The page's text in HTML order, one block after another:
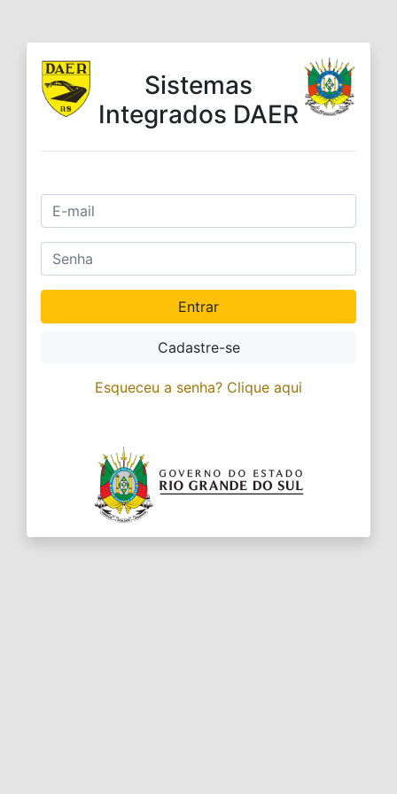
Sistemas
Integrados DAER
Entrar
Cadastre-se
Esqueceu a senha? Clique aqui